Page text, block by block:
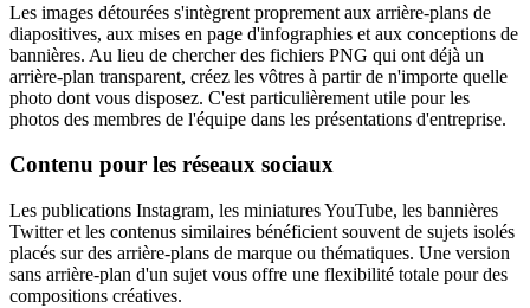
Les images détourées s'intègrent proprement aux arrière-plans de
diapositives, aux mises en page d'infographies et aux conceptions de
bannières. Au lieu de chercher des fichiers PNG qui ont déjà un
arrière-plan transparent, créez les vôtres à partir de n'importe quelle
photo dont vous disposez. C'est particulièrement utile pour les
photos des membres de l'équipe dans les présentations d'entreprise.
Contenu pour les réseaux sociaux
Les publications Instagram, les miniatures YouTube, les bannières
Twitter et les contenus similaires bénéficient souvent de sujets isolés
placés sur des arrière-plans de marque ou thématiques. Une version
sans arrière-plan d'un sujet vous offre une flexibilité totale pour des
compositions créatives.